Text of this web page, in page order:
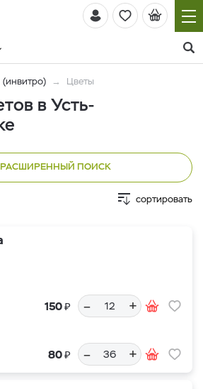
Цветы
в Усть-
РАСШИРЕННЫЙ ПОИСК
сортировать
150₽ – +
80₽ – +